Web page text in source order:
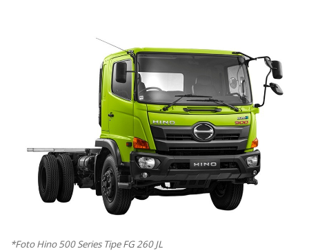
*Foto Hino 500 Series Tipe FG 260 JL